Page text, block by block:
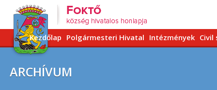
Kezdőlap Polgármesteri Hivatal Intézmények Civil
ARCHÍVUM